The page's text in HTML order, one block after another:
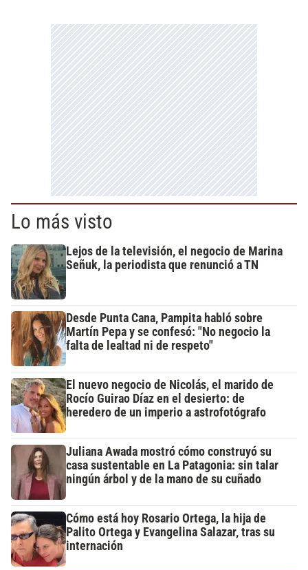
Lo más visto
Lejos de la televisión, el negocio de Marina
Señuk, la periodista que renunció a TN
Desde Punta Cana, Pampita habló sobre
Martín Pepa y se confesó: "No negocio la
falta de lealtad ni de respeto"
El nuevo negocio de Nicolás, el marido de
Rocío Guirao Díaz en el desierto: de
heredero de un imperio a astrofotógrafo
Juliana Awada mostró cómo construyó su
casa sustentable en La Patagonia: sin talar
ningún árbol y de la mano de su cuñado
Cómo está hoy Rosario Ortega, la hija de
Palito Ortega y Evangelina Salazar, tras su
internación